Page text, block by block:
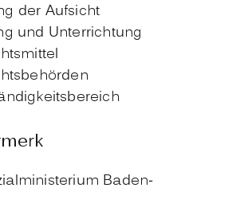
der Aufsicht
und Unterrichtung
Baden-